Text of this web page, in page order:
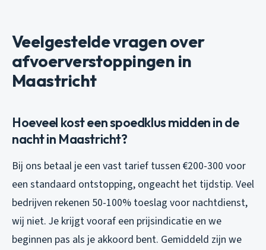
Veelgestelde vragen over
afvoerverstoppingen in
Maastricht
Hoeveel kost een spoedklus midden in de
nacht in Maastricht?
Bij ons betaal je een vast tarief tussen €200-300 voor
een standaard ontstopping, ongeacht het tijdstip. Veel
bedrijven rekenen 50-100% toeslag voor nachtdienst,
wij niet. Je krijgt vooraf een prijsindicatie en we
beginnen pas als je akkoord bent. Gemiddeld zijn we